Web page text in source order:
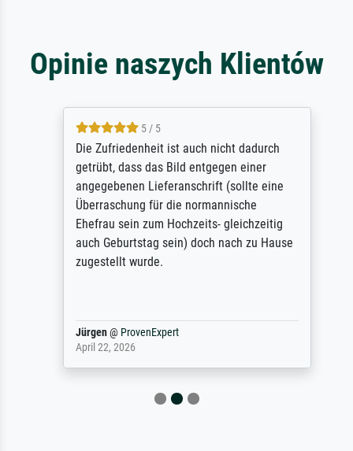
Opinie naszych Klientów
5 / 5
Die Zufriedenheit ist auch nicht dadurch
getrübt, dass das Bild entgegen einer
angegebenen Lieferanschrift (sollte eine
Überraschung für die normannische
Ehefrau sein zum Hochzeits- gleichzeitig
auch Geburtstag sein) doch nach zu Hause
zugestellt wurde.
Jürgen@ProvenExpert
April 22, 2026